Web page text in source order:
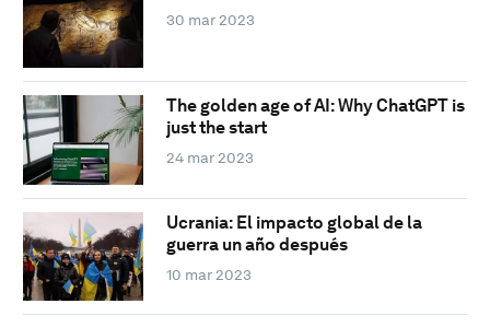
30 mar 2023
The golden age of AI: Why ChatGPT is
just the start
24 mar 2023
Ucrania: El impacto global de la
guerra un año después
10 mar 2023